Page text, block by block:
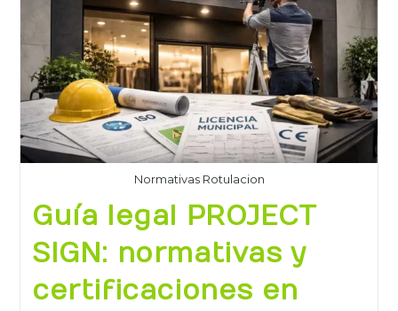
Normativas Rotulacion
Guía legal PROJECT
SIGN: normativas y
certificaciones en